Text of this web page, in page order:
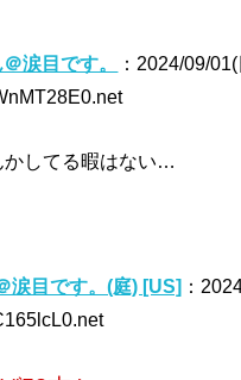
涙目です。
：2024/09/
かしてる暇はない…
涙目です。(庭) [US] ：